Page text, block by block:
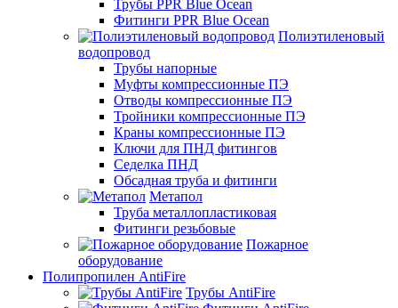
Трубы PPR Blue Ocean
Фитинги PPR Blue Ocean
Полиэтиленовый
водопровод
Трубы напорные
Муфты компрессионные ПЭ
Отводы компрессионные ПЭ
Тройники компрессионные ПЭ
Краны компрессионные ПЭ
Ключи для ПНД фитингов
Седелка ПНД
Обсадная труба и фитинги
Метапол
Труба металлопластиковая
Фитинги резьбовые
Пожарное
оборудование
Полипропилен AntiFire
Трубы AntiFire